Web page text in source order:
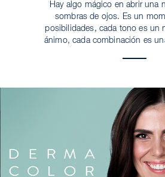
Hay algo mágico en abrir una
sombras de ojos. Es un
posibilidades, cada tono es un
ánimo, cada combinación es